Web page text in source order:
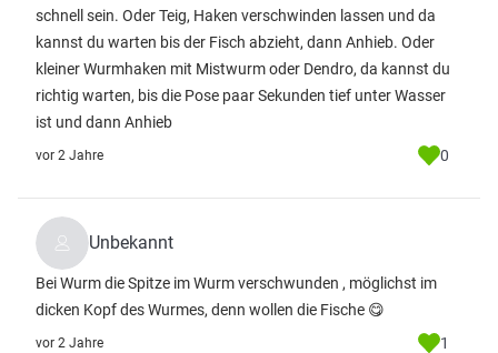
schnell sein. Oder Teig, Haken verschwinden lassen und da
kannst du warten bis der Fisch abzieht, dann Anhieb. Oder
kleiner Wurmhaken mit Mistwurm oder Dendro, da kannst du
richtig warten, bis die Pose paar Sekunden tief unter Wasser
ist und dann Anhieb
vor 2 Jahre 0
Unbekannt
Bei Wurm die Spitze im Wurm verschwunden , möglichst im
dicken Kopf des Wurmes, denn wollen die Fische 😋
vor 2 Jahre 1